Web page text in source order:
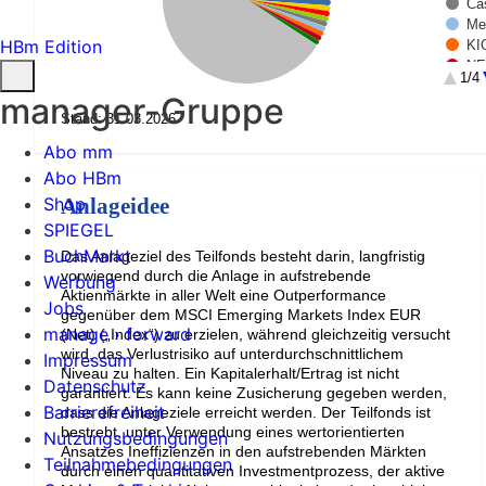
1/4
Stand: 31.03.2026
Anlageidee
Das Anlageziel des Teilfonds besteht darin, langfristig
vorwiegend durch die Anlage in aufstrebende
Aktienmärkte in aller Welt eine Outperformance
gegenüber dem MSCI Emerging Markets Index EUR
(Net) („Index“) zu erzielen, während gleichzeitig versucht
wird, das Verlustrisiko auf unterdurchschnittlichem
Niveau zu halten. Ein Kapitalerhalt/Ertrag ist nicht
garantiert. Es kann keine Zusicherung gegeben werden,
dass die Anlageziele erreicht werden. Der Teilfonds ist
bestrebt, unter Verwendung eines wertorientierten
Ansatzes Ineffizienzen in den aufstrebenden Märkten
durch einen quantitativen Investmentprozess, der aktive
HBm Edition
manager-Gruppe
Abo mm
Abo HBm
Shop
SPIEGEL
BuchMarkt
Werbung
Jobs
manage › forward
Impressum
Datenschutz
Barrierefreiheit
Nutzungsbedingungen
Teilnahmebedingungen